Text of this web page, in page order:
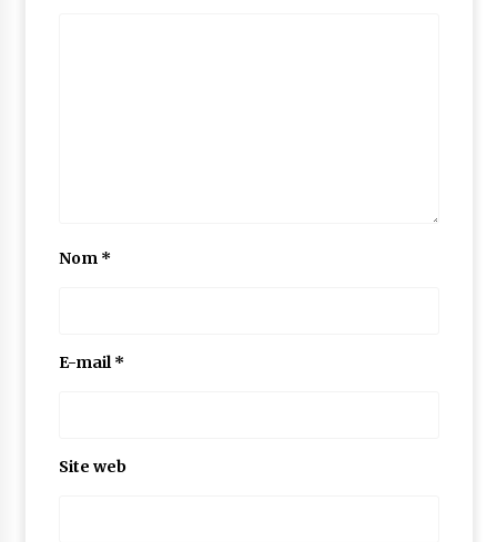
Nom *
E-mail*
Site web